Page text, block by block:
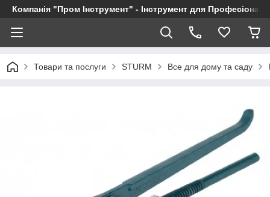
Компанія "Пром Інструмент" - Інструмент для
Товари та послуги STURM Все для дому та саду